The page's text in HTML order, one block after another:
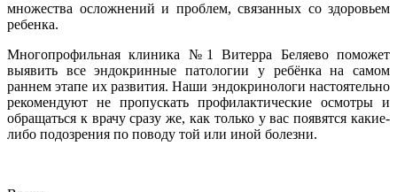
множества осложнений и проблем, связанных со здоровьем
ребенка.
Многопрофильная клиника №1 Витерра Беляево поможет
выявить все эндокринные патологии у ребёнка на самом
раннем этапе их развития. Наши эндокринологи настоятельно
рекомендуют не пропускать профилактические осмотры и
обращаться к врачу сразу же, как только у вас появятся какие-
либо подозрения по поводу той или иной болезни.